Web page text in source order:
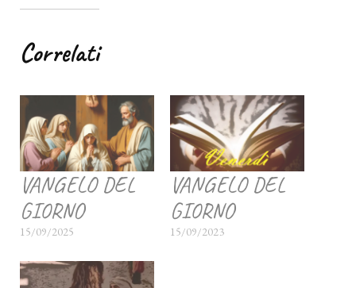
Correlati
VANGELO DEL
GIORNO
15/09/2025
VANGELO DEL
GIORNO
15/09/2023